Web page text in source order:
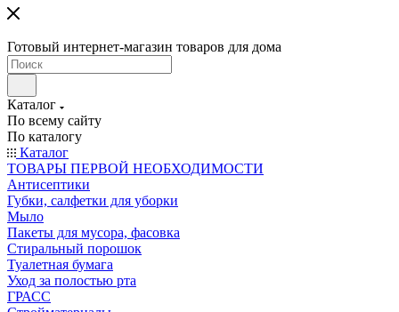
Готовый интернет-магазин товаров для дома
Каталог
По всему сайту
По каталогу
Каталог
ТОВАРЫ ПЕРВОЙ НЕОБХОДИМОСТИ
Антисептики
Губки, салфетки для уборки
Мыло
Пакеты для мусора, фасовка
Стиральный порошок
Туалетная бумага
Уход за полостью рта
ГРАСС